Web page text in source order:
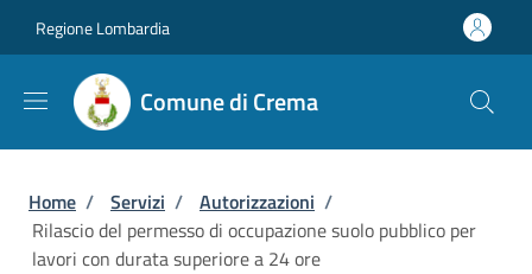
Regione Lombardia
Comune di Crema
Briciole di pane
Home / Servizi / Autorizzazioni /
Rilascio del permesso di occupazione suolo pubblico per
lavori con durata superiore a 24 ore